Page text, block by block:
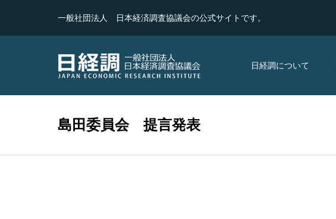
一般社団法人 日本経済調査協議会の公式サイトです。
日経調について
島田委員会 提言発表